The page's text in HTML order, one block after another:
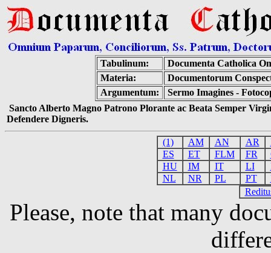
Tabulinum:
Documenta Catholica
Materia:
Documentorum
Argumentum:
Sermo Imagines -
Sancto Alberto Magno Patrono Plorante ac Beata Semper
Defendere Digneris.
(1) AM AN AR
ES
ET FLM FR
HU
IM IT LI
NL
NR PL PT
Please, note that many